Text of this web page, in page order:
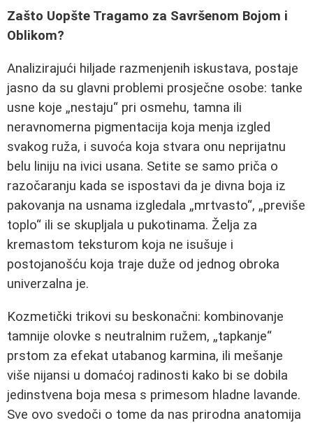
Zašto Uopšte Tragamo za Savršenom Bojom i
Oblikom?
Analizirajući hiljade razmenjenih iskustava, postaje
jasno da su glavni problemi prosječne osobe: tanke
usne koje „nestaju“ pri osmehu, tamna ili
neravnomerna pigmentacija koja menja izgled
svakog ruža, i suvoća koja stvara onu neprijatnu
belu liniju na ivici usana. Setite se samo priča o
razočaranju kada se ispostavi da je divna boja iz
pakovanja na usnama izgledala „mrtvasto“, „previše
toplo“ ili se skupljala u pukotinama. Želja za
kremastom teksturom koja ne isušuje i
postojanošću koja traje duže od jednog obroka
univerzalna je.
Kozmetički trikovi su beskonačni: kombinovanje
tamnije olovke s neutralnim ružem, „tapkanje“
prstom za efekat utabanog karmina, ili mešanje
više nijansi u domaćoj radinosti kako bi se dobila
jedinstvena boja mesa s primesom hladne lavande.
Sve ovo svedoči o tome da nas prirodna anatomija